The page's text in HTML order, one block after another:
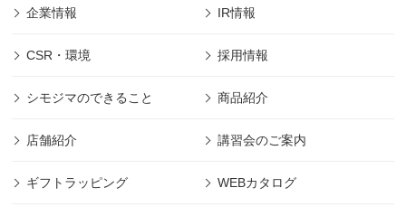
企業情報 IR情報
CSR・環境 採用情報
シモジマのできること 商品紹介
店舗紹介 講習会のご案内
ギフトラッピング WEBカタログ